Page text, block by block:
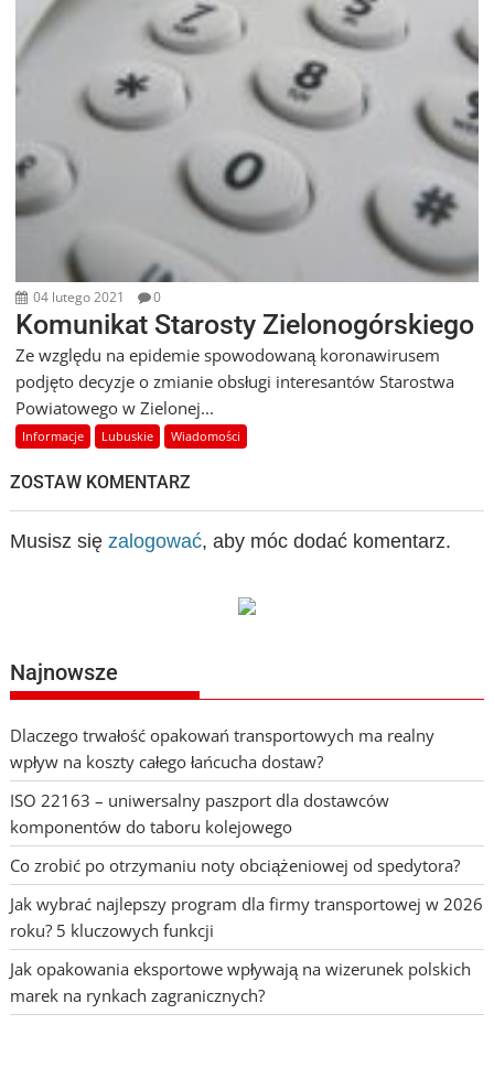
04 lutego 2021 0
Komunikat Starosty Zielonogórskiego
Ze względu na epidemie spowodowaną koronawirusem
podjęto decyzje o zmianie obsługi interesantów Starostwa
Powiatowego w Zielonej...
Informacje Lubuskie Wiadomości
ZOSTAW KOMENTARZ
Musisz się zalogować, aby móc dodać komentarz.
Najnowsze
Dlaczego trwałość opakowań transportowych ma realny
wpływ na koszty całego łańcucha dostaw?
ISO 22163 – uniwersalny paszport dla dostawców
komponentów do taboru kolejowego
Co zrobić po otrzymaniu noty obciążeniowej od spedytora?
Jak wybrać najlepszy program dla firmy transportowej w 2026
roku? 5 kluczowych funkcji
Jak opakowania eksportowe wpływają na wizerunek polskich
marek na rynkach zagranicznych?